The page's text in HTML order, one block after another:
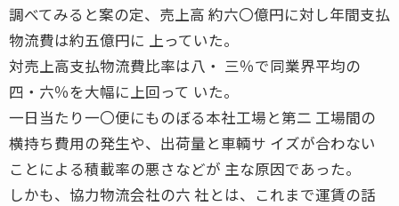
調べてみると案の定、売上高 約六〇億円に対し年間支払
物流費は約五億円に 上っていた。
対売上高支払物流費比率は八・ 三％で同業界平均の
四・六％を大幅に上回って いた。
一日当たり一〇便にものぼる本社工場と第二 工場間の
横持ち費用の発生や、出荷量と車輌サ イズが合わない
ことによる積載率の悪さなどが 主な原因であった。
しかも、協力物流会社の六 社とは、これまで運賃の話